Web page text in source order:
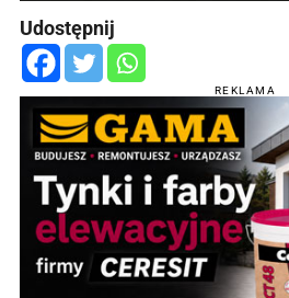
Udostępnij
REKLAMA